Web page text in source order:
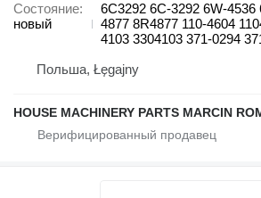
Состояние
новый
6C3292 6C-3292 6W-4536
4877 8R4877 110-4604
4103 3304103 371-0294
Польша, Łęgajny
HOUSE MACHINERY PARTS MARCIN